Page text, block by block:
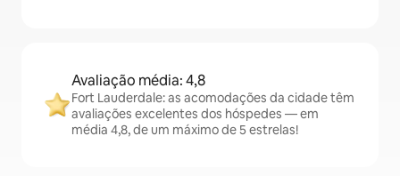
Avaliação média: 4,8
Fort Lauderdale: as acomodações da cidade têm
avaliações excelentes dos hóspedes — em
média 4,8, de um máximo de 5 estrelas!